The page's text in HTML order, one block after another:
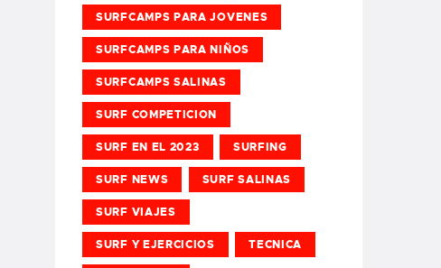
SURFCAMPS PARA JOVENES
SURFCAMPS PARA NIÑOS
SURFCAMPS SALINAS
SURF COMPETICION
SURF EN EL 2023 SURFING
SURF NEWS SURF SALINAS
SURF VIAJES
SURF Y EJERCICIOS TECNICA